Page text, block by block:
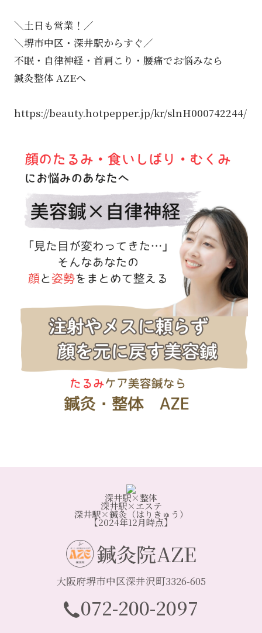
＼土日も営業！／
＼堺市中区・深井駅からすぐ／
不眠・自律神経・首肩こり・腰痛でお悩みなら
鍼灸整体 AZEへ
https://beauty.hotpepper.jp/kr/slnH000742244/
深井駅×整体
深井駅×エステ
深井駅×鍼灸（はりきゅう）
【2024年12月時点】
鍼灸院AZE
大阪府堺市中区深井沢町3326-605
072-200-2097